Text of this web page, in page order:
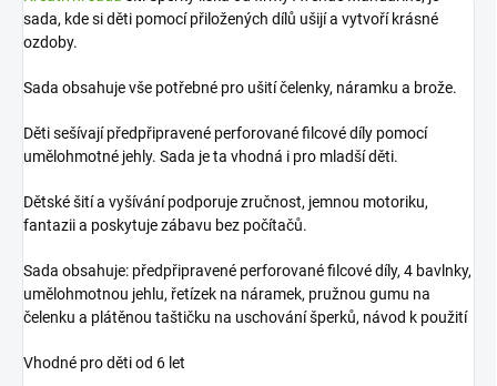
sada, kde si děti pomocí přiložených dílů ušijí a vytvoří krásné
ozdoby.
Sada obsahuje vše potřebné pro ušití čelenky, náramku a brože.
Děti sešívají předpřipravené perforované filcové díly pomocí
umělohmotné jehly. Sada je ta vhodná i pro mladší děti.
Dětské šití a vyšívání podporuje zručnost, jemnou motoriku,
fantazii a poskytuje zábavu bez počítačů.
Sada obsahuje: předpřipravené perforované filcové díly, 4 bavlnky,
umělohmotnou jehlu, řetízek na náramek, pružnou gumu na
čelenku a plátěnou taštičku na uschování šperků, návod k použití
Vhodné pro děti od 6 let